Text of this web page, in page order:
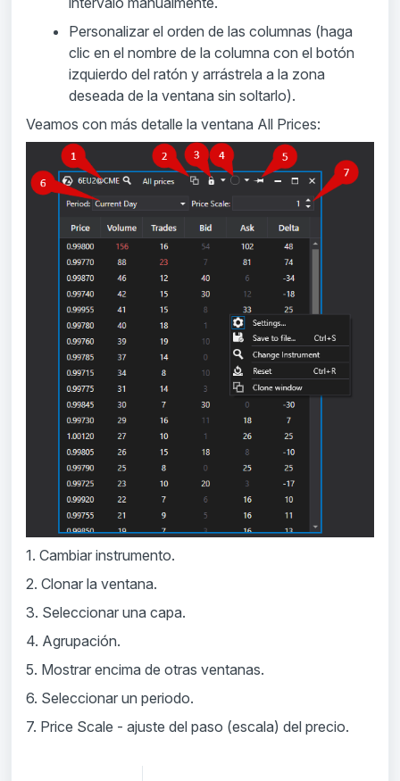
Personalizar el orden de las columnas (haga
clic en el nombre de la columna con el botón
izquierdo del ratón y arrástrela a la zona
deseada de la ventana sin soltarlo).
Veamos con más detalle la ventana All Prices:
1. Cambiar instrumento.
2. Clonar la ventana.
3. Seleccionar una capa.
4. Agrupación.
5. Mostrar encima de otras ventanas.
6. Seleccionar un periodo.
7. Price Scale - ajuste del paso (escala) del precio.